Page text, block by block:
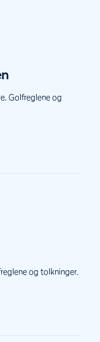
Golfreglene og
og tolkninger.